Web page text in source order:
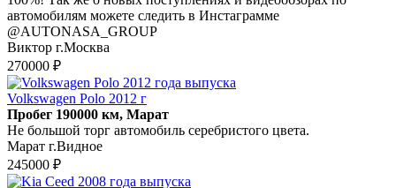
автомобилям можете следить в Инстаграмме
@AUTONASA_GROUP
Виктор г.Москва
270000 ₽
Volkswagen Polo 2012 г
Пробег 190000 км, Марат
Не большой торг автомобиль серебристого цвета.
Марат г.Видное
245000 ₽